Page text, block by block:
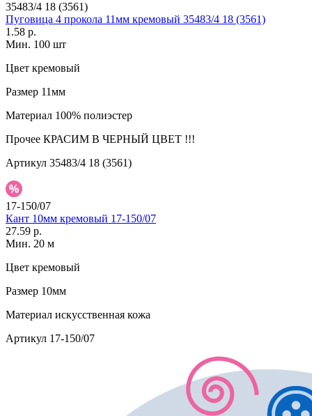
35483/4 18 (3561)
Пуговица 4 прокола 11мм кремовый 35483/4 18 (3561)
1.58 р.
Мин. 100 шт
Цвет кремовый
Размер 11мм
Материал 100% полиэстер
Прочее КРАСИМ В ЧЕРНЫЙ ЦВЕТ !!!
Артикул 35483/4 18 (3561)
17-150/07
Кант 10мм кремовый 17-150/07
27.59 р.
Мин. 20 м
Цвет кремовый
Размер 10мм
Материал искусственная кожа
Артикул 17-150/07